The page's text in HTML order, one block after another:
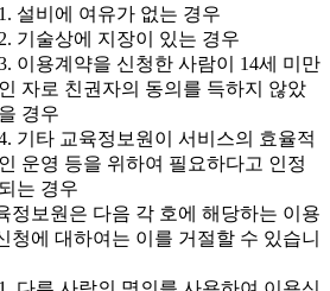
1. 설비에 여유가 없는 경우
2. 기술상에 지장이 있는 경우
이용계약을 신청한 사람이 14세 미만
인 자로 친권자의 동의를 득하지 않았
을 경우
기타 교육정보원이 서비스의 효율적
인 운영 등을 위하여 필요하다고 인정
되는 경우
정보원은 다음 각 호에 해당하는 이용
청에 대하여는 이를 거절할 수 있습니